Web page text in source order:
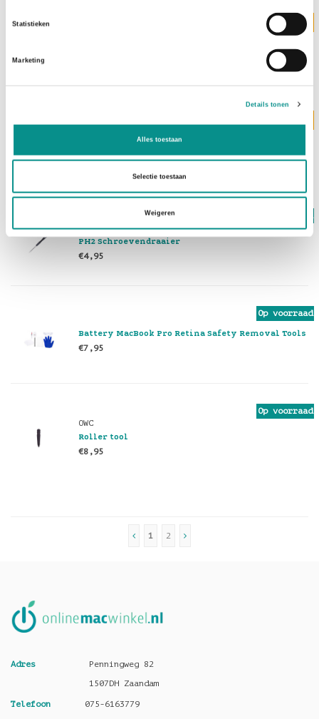
Statistieken
Marketing
Details tonen
Alles toestaan
Selectie toestaan
Weigeren
Levertijd 3 werkdagen
Torx T5 Schroevendraaier
€4,95
OWC
PH2 Schroevendraaier
€4,95
Op voorraad
Battery MacBook Pro Retina Safety Removal Tools
€7,95
Op voorraad
OWC
Roller tool
€8,95
1 2
Adres
Penningweg 82
1507DH Zaandam
Telefoon 075-6163779